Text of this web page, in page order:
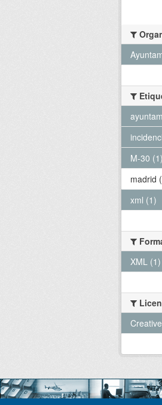
M-30 (1)
madrid
xml (1)
XML (1)